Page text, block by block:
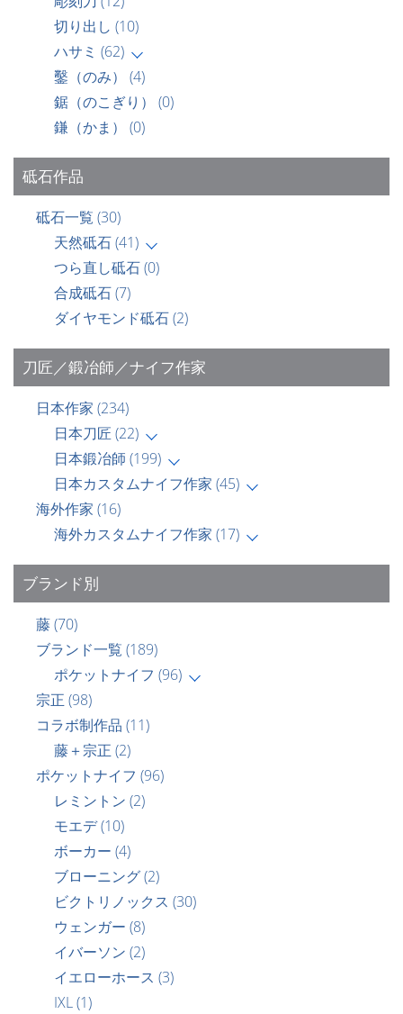
切り出し (10)
ハサミ (62)
鑿（のみ） (4)
鋸（のこぎり） (0)
鎌（かま） (0)
砥石作品
砥石一覧 (30)
天然砥石(41)
つら直し砥石(0)
合成砥石(7)
ダイヤモンド砥石(2)
刀匠／鍛冶師／ナイフ作家
日本作家 (234)
日本刀匠(22)
日本鍛冶師 (199)
日本カスタムナイフ作家 (45)
海外作家 (16)
海外カスタムナイフ作家 (17)
ブランド別
藤(70)
ブランド一覧 (189)
ポケットナイフ (96)
宗正(98)
コラボ制作品 (11)
藤＋宗正(2)
ポケットナイフ (96)
レミントン (2)
モエデ(10)
ボーカー (4)
ブローニング(2)
ビクトリノックス (30)
ウェンガー (8)
イバーソン (2)
イエローホース (3)
IXL(1)